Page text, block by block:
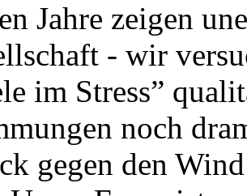
Jahre zeigen
- wir
im Stress”
noch
gegen den